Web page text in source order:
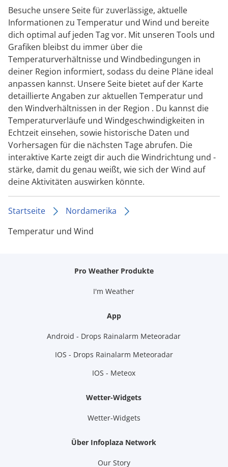
Besuche unsere Seite für zuverlässige, aktuelle
Informationen zu Temperatur und Wind und bereite
dich optimal auf jeden Tag vor. Mit unseren Tools und
Grafiken bleibst du immer über die
Temperaturverhältnisse und Windbedingungen in
deiner Region informiert, sodass du deine Pläne ideal
anpassen kannst. Unsere Seite bietet auf der Karte
detaillierte Angaben zur aktuellen Temperatur und
den Windverhältnissen in der Region . Du kannst die
Temperaturverläufe und Windgeschwindigkeiten in
Echtzeit einsehen, sowie historische Daten und
Vorhersagen für die nächsten Tage abrufen. Die
interaktive Karte zeigt dir auch die Windrichtung und -
stärke, damit du genau weißt, wie sich der Wind auf
deine Aktivitäten auswirken könnte.
Startseite
Nordamerika
Temperatur und Wind
Pro Weather Produkte
I'm Weather
App
Android - Drops Rainalarm Meteoradar
IOS - Drops Rainalarm Meteoradar
IOS - Meteox
Wetter-Widgets
Wetter-Widgets
Über Infoplaza Network
Our Story